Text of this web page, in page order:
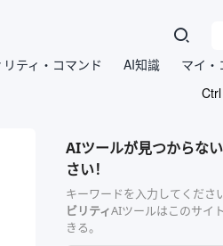
ティ・コマンド
AI知識 マイ・
AIツールが見つからな
さい！
キーワードを入力してくださ
ビリティAIツールはこのサイ
きる。